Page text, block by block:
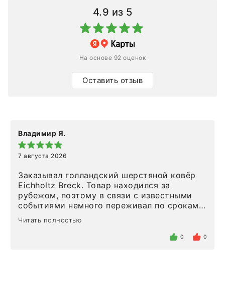
4.9 из 5
На основе 92 оценок
Оставить отзыв
Владимир Я.
7 августа 2026
Заказывал голландский шерстяной ковёр
Eichholtz Breck. Товар находился за
рубежом, поэтому в связи с известными
событиями немного переживал по срокам.
Но homeadore привезли ровно в
определенное в договоре время, без
Читать полностью
0 0